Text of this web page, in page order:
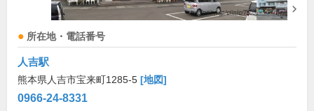
所在地・電話番号
人吉駅
熊本県人吉市宝来町1285-5 [地図]
0966-24-8331